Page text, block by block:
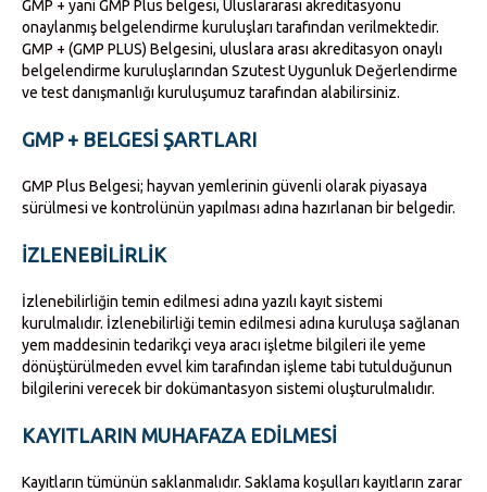
GMP + yani GMP Plus belgesi, Uluslararası akreditasyonu
onaylanmış belgelendirme kuruluşları tarafından verilmektedir.
GMP + (GMP PLUS) Belgesini, uluslara arası akreditasyon onaylı
belgelendirme kuruluşlarından Szutest Uygunluk Değerlendirme
ve test danışmanlığı kuruluşumuz tarafından alabilirsiniz.
GMP + BELGESI ŞARTLARI
GMP Plus Belgesi; hayvan yemlerinin güvenli olarak piyasaya
sürülmesi ve kontrolünün yapılması adına hazırlanan bir belgedir.
İZLENEBILIRLIK
İzlenebilirliğin temin edilmesi adına yazılı kayıt sistemi
kurulmalıdır. İzlenebilirliği temin edilmesi adına kuruluşa sağlanan
yem maddesinin tedarikçi veya aracı işletme bilgileri ile yeme
dönüştürülmeden evvel kim tarafından işleme tabi tutulduğunun
bilgilerini verecek bir dokümantasyon sistemi oluşturulmalıdır.
KAYITLARIN MUHAFAZA EDILMESI
Kayıtların tümünün saklanmalıdır. Saklama koşulları kayıtların zarar